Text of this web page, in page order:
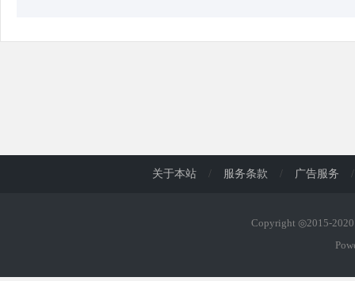
关于本站 / 服务条款 / 广告服务 /
Copyright ◎2015-